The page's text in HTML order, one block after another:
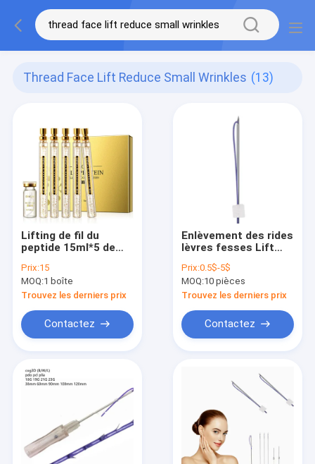
Thread Face Lift Reduce Small Wrinkles (13)
Lifting de fil du
peptide 15ml*5 de
Bingju réduire de
petites rides
Prix:15
MOQ:1 boîte
Trouvez les derniers prix
Contactez
Enlèvement des rides
lèvres fesses Lift
Mono fils 30G25mm
Prix:0.5$-5$
MOQ:10 pièces
Trouvez les derniers prix
Contactez